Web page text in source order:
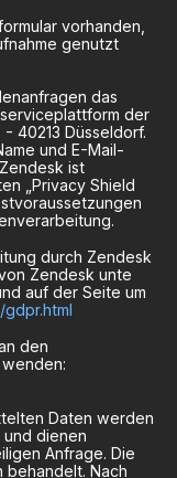
vorhanden,
genutzt
das
der
40213 Düsseldorf.
und E-Mail-
ist
„Privacy Shield
durch Zendesk
Zendesk unte
auf der Seite um
den
Daten werden
dienen
Anfrage. Die
Nach